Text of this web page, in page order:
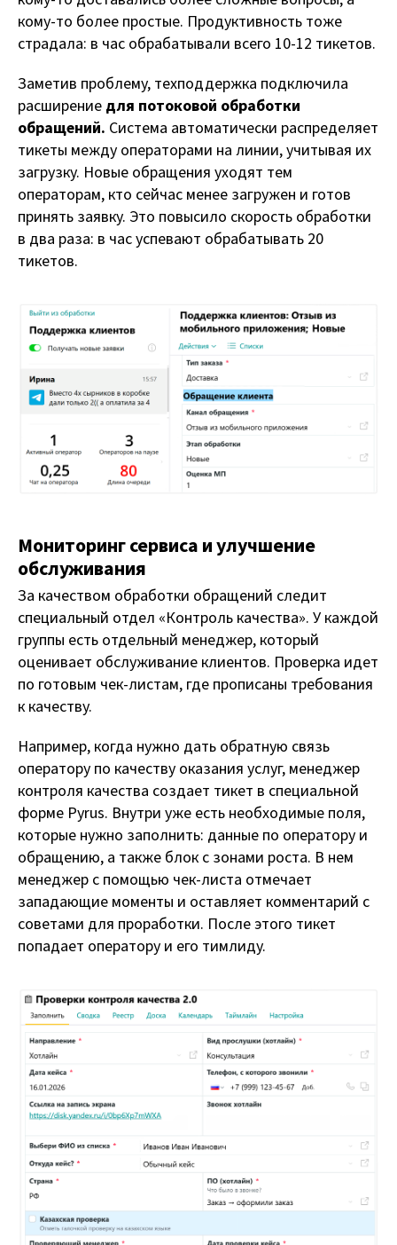
кому-то более простые. Продуктивность тоже
страдала: в час обрабатывали всего 10-12 тикетов.
Заметив проблему, техподдержка подключила
расширение для потоковой обработки
обращений. Система автоматически распределяет
тикеты между операторами на линии, учитывая их
загрузку. Новые обращения уходят тем
операторам, кто сейчас менее загружен и готов
принять заявку. Это повысило скорость обработки
в два раза: в час успевают обрабатывать 20
тикетов.
Мониторинг сервиса и улучшение
обслуживания
За качеством обработки обращений следит
специальный отдел «Контроль качества». У каждой
группы есть отдельный менеджер, который
оценивает обслуживание клиентов. Проверка идет
по готовым чек-листам, где прописаны требования
к качеству.
Например, когда нужно дать обратную связь
оператору по качеству оказания услуг, менеджер
контроля качества создает тикет в специальной
форме Pyrus. Внутри уже есть необходимые поля,
которые нужно заполнить: данные по оператору и
обращению, а также блок с зонами роста. В нем
менеджер с помощью чек-листа отмечает
западающие моменты и оставляет комментарий с
советами для проработки. После этого тикет
попадает оператору и его тимлиду.